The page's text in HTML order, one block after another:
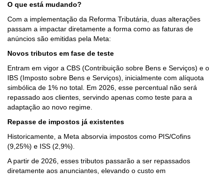
O que está mudando?
Com a implementação da Reforma Tributária, duas alterações
passam a impactar diretamente a forma como as faturas de
anúncios são emitidas pela Meta:
Novos tributos em fase de teste
Entram em vigor a CBS (Contribuição sobre Bens e Serviços) e o
IBS (Imposto sobre Bens e Serviços), inicialmente com alíquota
simbólica de 1% no total. Em 2026, esse percentual não será
repassado aos clientes, servindo apenas como teste para a
adaptação ao novo regime.
Repasse de impostos já existentes
Historicamente, a Meta absorvia impostos como PIS/Cofins
(9,25%) e ISS (2,9%).
A partir de 2026, esses tributos passarão a ser repassados
diretamente aos anunciantes, elevando o custo em